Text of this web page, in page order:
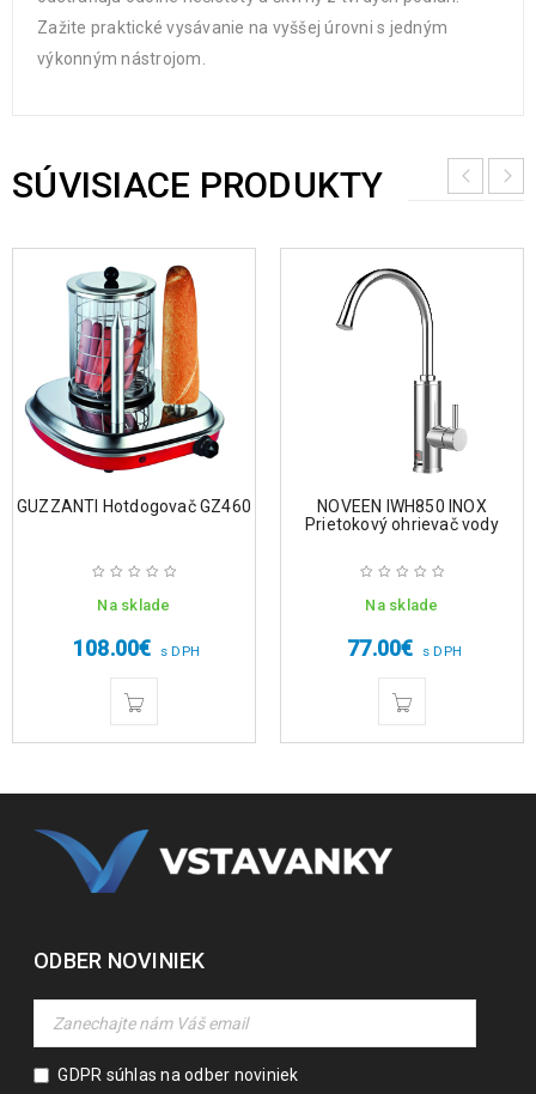
Zažite praktické vysávanie na vyššej úrovni s jedným
výkonným nástrojom.
SÚVISIACE PRODUKTY
GUZZANTI Hotdogovač GZ460
Na sklade
108.00€ s DPH
NOVEEN IWH850 INOX
Prietokový ohrievač vody
Na sklade
77.00€ s DPH
ODBER NOVINIEK
GDPR súhlas na odber noviniek